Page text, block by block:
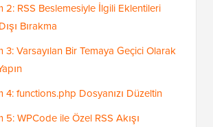
2: RSS Beslemesiyle İlgili Eklentileri
Bırakma
3: Varsayılan Bir Temaya Geçici Olarak
4: functions.php Dosyanızı Düzeltin
5: WPCode ile Özel RSS Akışı